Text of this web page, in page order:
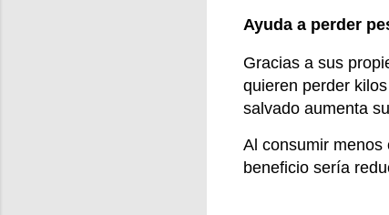
Ayuda a perder
Gracias a sus
quieren perder
salvado aumenta
Al consumir menos
beneficio sería